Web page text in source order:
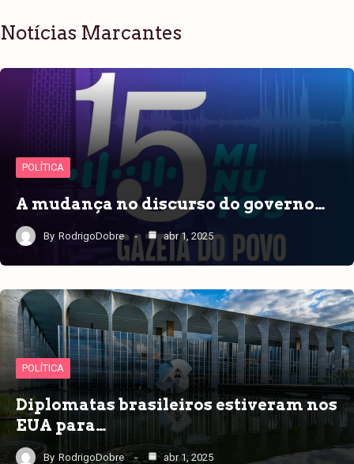
Notícias Marcantes
POLÍTICA
A mudança no discurso do governo…
By RodrigoDobre abr 1, 2025
POLÍTICA
Diplomatas brasileiros estiveram nos
EUA para…
By RodrigoDobre abr 1, 2025